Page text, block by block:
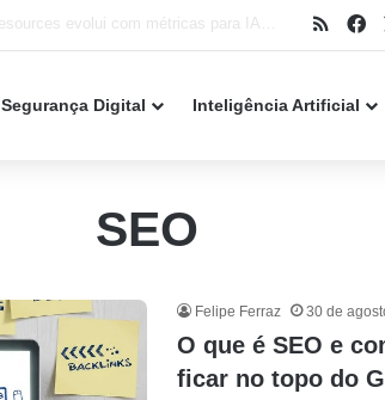
Papirus ganha grande atualização em 2026 e amplia suporte a aplicativos, jogos e desktops Linux RSS
Segurança Digital Inteligência Artificial
SEO
Felipe Ferraz 30 de
O que é SEO e
ficar no topo do